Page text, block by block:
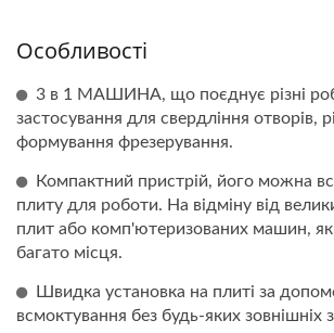
Особливості
3 в 1 МАШИНА, що поєднує різні
застосування для свердління отворів,
формування фрезерування.
Компактний пристрій, його можна
плиту для роботи. На відміну від
плит або комп'ютеризованих машин,
багато місця.
Швидка установка на плиті за
всмоктування без будь-яких зовнішніх